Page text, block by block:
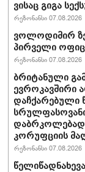
ვისაც გიგა
რეზონანსი 07.08.2026
ვოლოდიმირ
პირველი
რეზონანსი 07.08.2026
ბრიტანული
ევროკავშირი
დაჩქარებული
დაბრკოლებად
კორუფციის
რეზონანსი 07.08.2026